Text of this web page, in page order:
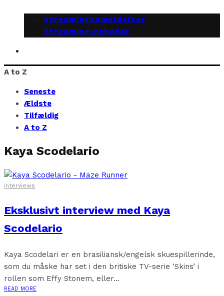
streaminganmeldelser
streaming-nyheder
A to Z
Seneste
Ældste
Tilfældig
A to Z
Kaya Scodelario
interviews
Eksklusivt interview med Kaya
Scodelario
Kaya Scodelari er en brasiliansk/engelsk skuespillerinde,
som du måske har set i den britiske TV-serie ‘Skins’ i
rollen som Effy Stonem, eller...
READ MORE